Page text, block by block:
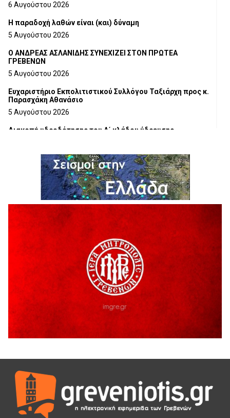
6 Αυγούστου 2026
H παραδοχή λαθών είναι (και) δύναμη
5 Αυγούστου 2026
Ο ΑΝΔΡΕΑΣ ΑΣΛΑΝΙΔΗΣ ΣΥΝΕΧΙΖΕΙ ΣΤΟΝ ΠΡΩΤΕΑ
ΓΡΕΒΕΝΩΝ
5 Αυγούστου 2026
Ευχαριστήριο Εκπολιτιστικού Συλλόγου Ταξιάρχη προς κ.
Παρασχάκη Αθανάσιο
5 Αυγούστου 2026
Διακοπή υδροδότησης του Α΄ κλάδου ύδρευσης
Η Marseaux στα Γρεβενά για μια μοναδική συναυλία
5 Αυγούστου 2026
Θερινό Σινεμά στο πλαίσιο του «Πολιτιστικού
Καλοκαιριού 2026» με την βραβευμένη ταινία «Μικρές
Ανάσες».
5 Αυγούστου 2026
Γρεβενά: Συνελήφθη 18χρονος αλλοδαπός, για κλοπή
εξοπλισμού γυμναστηρίου
5 Αυγούστου 2026
ΑΗ ΛΑΟΣ | 5 Αυγούστου | Υπαίθριο Θέατρο “Καστράκι”,
41η Γιορτή Κρασιού στο Τρίκωμο – «Γιορτή Παράδοσης»
5 Αυγούστου 2026
ΕΥΧΑΡΙΣΤΙΕΣ Φυσιολατρικού Συλλόγου Γρεβενών
4 Αυγούστου 2026
Έκτακτη χρηματοδότηση 400.000€ για επιπλέον εργασίες